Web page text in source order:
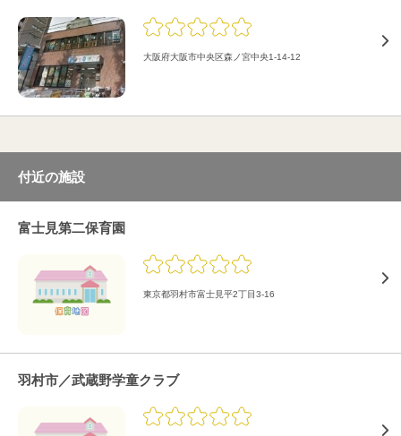
大阪府大阪市中央区森ノ宮中央1-14-12
付近の施設
富士見第二保育園
東京都羽村市富士見平2丁目3-16
羽村市／武蔵野学童クラブ